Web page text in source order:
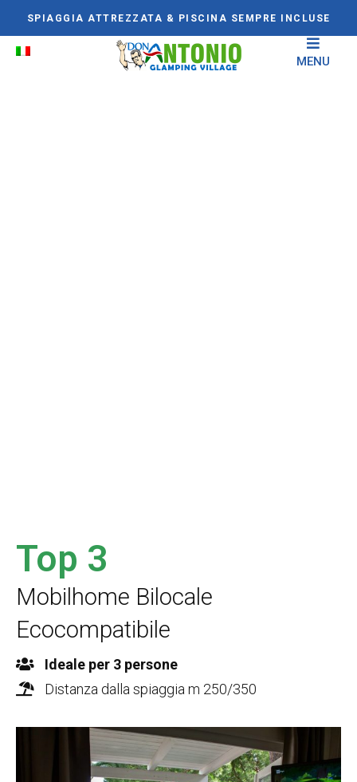
SPIAGGIA ATTREZZATA & PISCINA SEMPRE INCLUSE
MENU
Top 3
Mobilhome Bilocale
Ecocompatibile
Ideale per 3 persone
Distanza dalla spiaggia m 250/350